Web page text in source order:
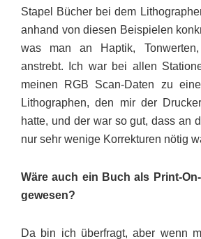
Stapel Bücher bei dem
anhand von diesen Beispielen
was man an Haptik,
anstrebt. Ich war bei allen
meinen RGB Scan-Daten zu
Lithogra­phen, den mir der
hatte, und der war so gut, dass an
nur sehr wenige Korrekturen nötig
Wäre auch ein Buch als Print-
gewesen?
Da bin ich überfragt, aber wenn